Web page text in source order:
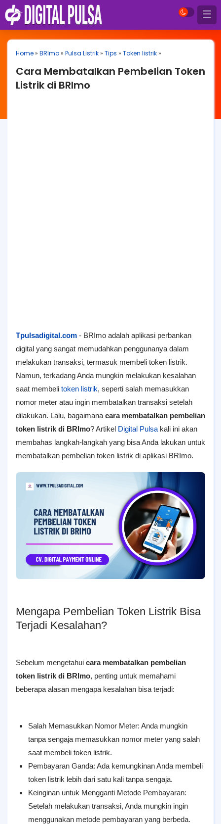
Home» BRImo» Pulsa Listrik» Tips » Token listrik»
Cara Membatalkan Pembelian Token
Listrik di BRImo
Tpulsadigital.com - BRImo adalah aplikasi perbankan
digital yang sangat memudahkan penggunanya dalam
melakukan transaksi, termasuk membeli token listrik.
Namun, terkadang Anda mungkin melakukan kesalahan
saat membeli token listrik, seperti salah memasukkan
nomor meter atau ingin membatalkan transaksi setelah
dilakukan. Lalu, bagaimana cara membatalkan pembelian
token listrik di BRImo? Artikel Digital Pulsa kali ini akan
membahas langkah-langkah yang bisa Anda lakukan untuk
membatalkan pembelian token listrik di aplikasi BRImo.
Mengapa Pembelian Token Listrik Bisa
Terjadi Kesalahan?
Sebelum mengetahui cara membatalkan pembelian
token listrik di BRImo, penting untuk memahami
beberapa alasan mengapa kesalahan bisa terjadi:
Salah Memasukkan Nomor Meter: Anda mungkin
tanpa sengaja memasukkan nomor meter yang salah
saat membeli token listrik.
Pembayaran Ganda: Ada kemungkinan Anda membeli
token listrik lebih dari satu kali tanpa sengaja.
Keinginan untuk Mengganti Metode Pembayaran:
Setelah melakukan transaksi, Anda mungkin ingin
menggunakan metode pembayaran yang berbeda.